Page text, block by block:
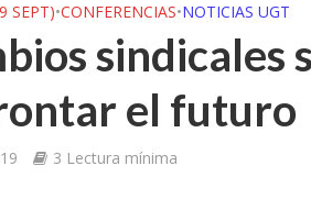
SEPT)•CONFERENCIAS•NOTICIAS UGT
sindicales
el futuro
3 Lectura mínima